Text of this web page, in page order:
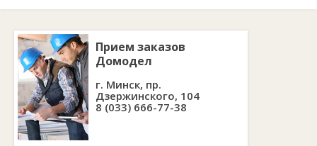
Прием заказов
Домодел
г. Минск, пр.
Дзержинского, 104
8 (033) 666-77-38